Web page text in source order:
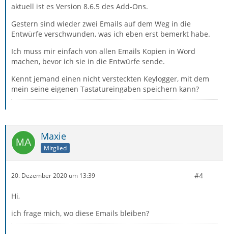
aktuell ist es Version 8.6.5 des Add-Ons.
Gestern sind wieder zwei Emails auf dem Weg in die
Entwürfe verschwunden, was ich eben erst bemerkt habe.
Ich muss mir einfach von allen Emails Kopien in Word
machen, bevor ich sie in die Entwürfe sende.
Kennt jemand einen nicht versteckten Keylogger, mit dem
mein seine eigenen Tastatureingaben speichern kann?
Maxie
Mitglied
20. Dezember 2020 um 13:39 #4
Hi,
ich frage mich, wo diese Emails bleiben?